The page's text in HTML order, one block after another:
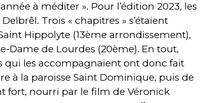
à méditer ». Pour l’édition 2023, les
Trois « chapitres » s’étaient
Hippolyte (13ème arrondissement),
Dame de Lourdes (20ème). En tout,
qui les accompagnaient ont donc fait
à la paroisse Saint Dominique, puis de
fort, nourri par le film de Véronick